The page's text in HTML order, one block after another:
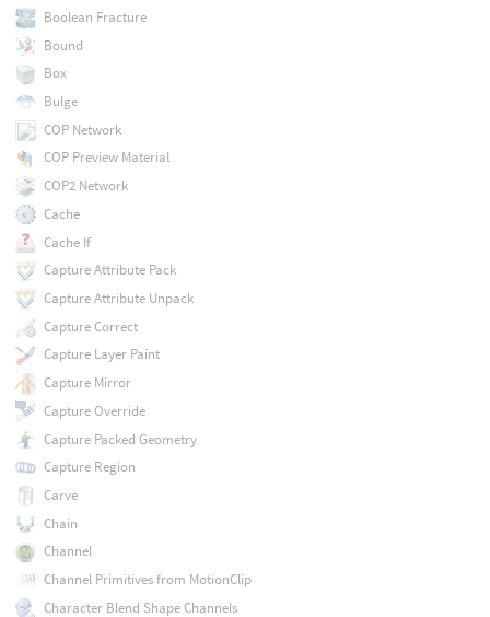
Boolean Fracture
Bound
Box
Bulge
COP Network
COP Preview Material
COP2 Network
Cache
Cache If
Capture Attribute Pack
Capture Attribute Unpack
Capture Correct
Capture Layer Paint
Capture Mirror
Capture Override
Capture Packed Geometry
Capture Region
Carve
Chain
Channel
Channel Primitives from MotionClip
Character Blend Shape Channels